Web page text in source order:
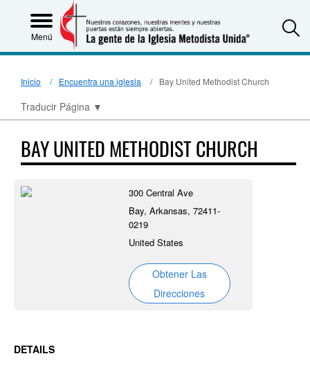
Menú
Inicio Encuentra una iglesia Bay United Methodist Church
Traducir Página ▼
BAY UNITED METHODIST CHURCH
300 Central Ave
Bay, Arkansas, 72411-
0219
United States
Obtener Las
Direcciones
DETAILS